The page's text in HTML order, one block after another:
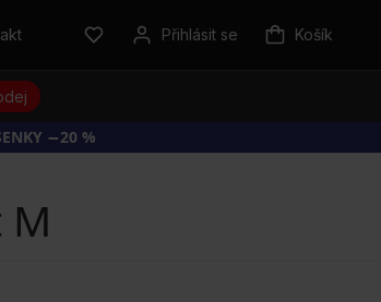
Přihlásit se Košík
−20 %
M